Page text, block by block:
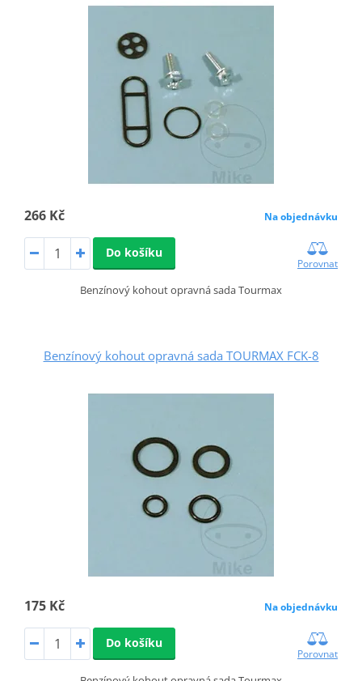
266 Kč Na objednávku
Do košíku
Porovnat
Benzínový kohout opravná sada Tourmax
Benzínový kohout opravná sada TOURMAX FCK-8
175 Kč Na objednávku
Do košíku
Porovnat